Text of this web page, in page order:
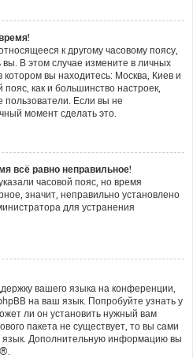
к другому часовому поясу,
вы. В этом случае измените в личных
котором вы находитесь: Москва, Киев и
пояс, как и большинство настроек,
пользователи. Если вы не
момент сделать это.
всё равно неправильное!
часовой пояс, но время
значит, неправильно установлено
для устранения
вашего языка на конференции,
на ваш язык. Попробуйте узнать у
ли он установить нужный вам
пакета не существует, то вы сами
язык. Дополнительную информацию вы
®.